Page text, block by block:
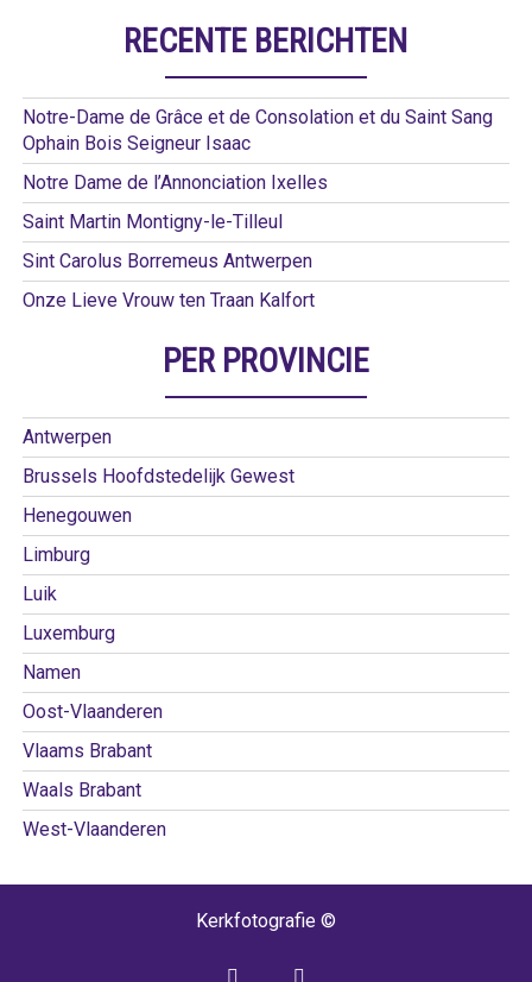
RECENTE BERICHTEN
Notre-Dame de Grâce et de Consolation et du Saint Sang
Ophain Bois Seigneur Isaac
Notre Dame de l’Annonciation Ixelles
Saint Martin Montigny-le-Tilleul
Sint Carolus Borremeus Antwerpen
Onze Lieve Vrouw ten Traan Kalfort
PER PROVINCIE
Antwerpen
Brussels Hoofdstedelijk Gewest
Henegouwen
Limburg
Luik
Luxemburg
Namen
Oost-Vlaanderen
Vlaams Brabant
Waals Brabant
West-Vlaanderen
Kerkfotografie ©